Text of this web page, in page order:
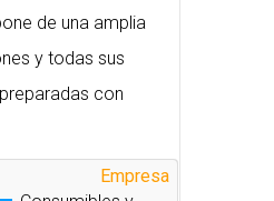
de una amplia
y todas sus
con
Empresa